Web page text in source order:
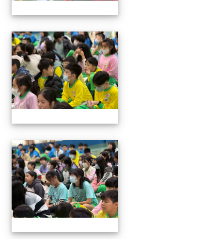
114與作家有約_林佑儒老師
114與作家有約_林佑儒老師